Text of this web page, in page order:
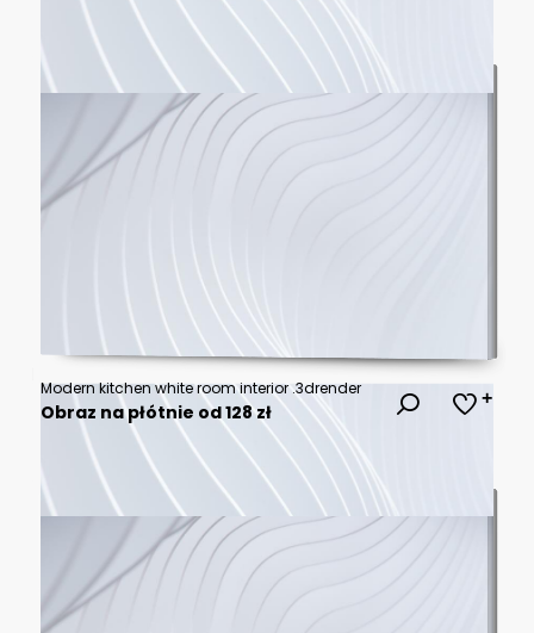
Modern kitchen white room interior .3drender
Obraz na płótnie od 128 zł